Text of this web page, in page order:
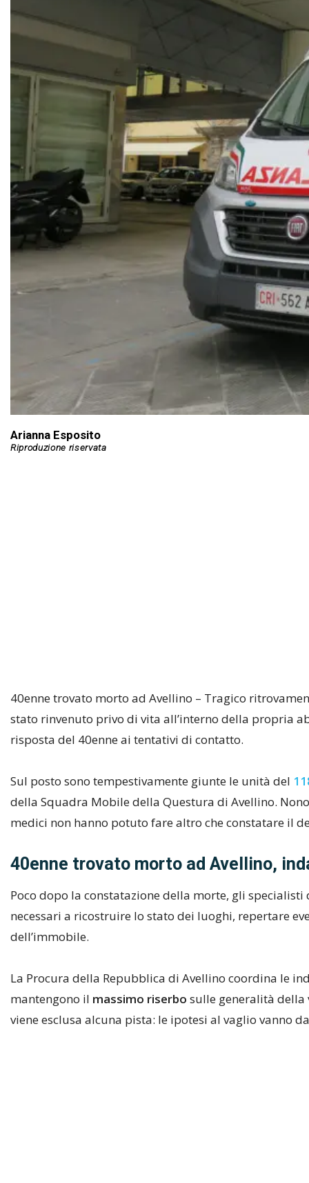
Arianna Esposito
40enne trovato morto ad Avellino – Tragico
stato rinvenuto privo di vita all’interno della propria
risposta del 40enne ai tentativi di contatto.
Sul posto sono tempestivamente giunte le unità del
della Squadra Mobile della Questura di Avellino.
medici non hanno potuto fare altro che constatare il
40enne trovato morto ad Avellino,
Poco dopo la constatazione della morte, gli
necessari a ricostruire lo stato dei luoghi, repertare
dell’immobile.
La Procura della Repubblica di Avellino coordina le
mantengono il massimo riserbo sulle generalità
viene esclusa alcuna pista: le ipotesi al vaglio vanno